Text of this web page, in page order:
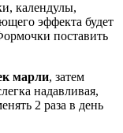
календулы,
эффекта будет
поставить
марли, затем
надавливая,
2 раза в день